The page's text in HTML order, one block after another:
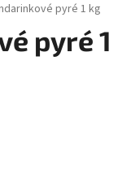
pyré 1 kg
pyré 1